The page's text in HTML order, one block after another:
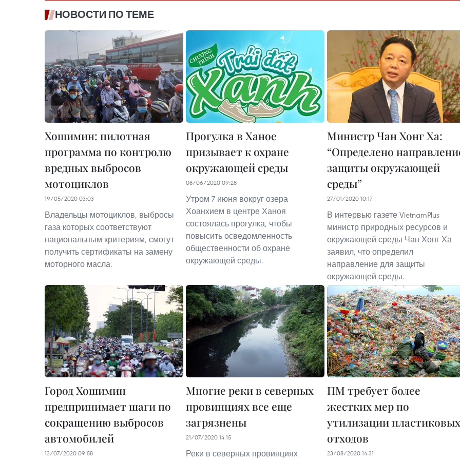
НОВОСТИ ПО ТЕМЕ
Хошимин: пилотная
программа по контролю
вредных выбросов
мотоциклов
19/05/2020 03:03
Владельцы мотоциклов, выбросы
газа которых соответствуют
национальным критериям, смогут
получить сертификаты на замену
моторного масла.
Прогулка в Ханое
призывает к охране
окружающей среды
08/06/2020 09:28
Утром 7 июня вокруг озера
Хоанхием в центре Ханоя
состоялась прогулка, чтобы
повысить осведомленность
общественности об охране
окружающей среды.
Министр Чан Хонг Ха:
“Определено
защиты окружающей
среды”
27/01/2020 10:17
В интервью газете VietnamPlus
министр природных ресурсов и
окружающей среды Чан Хонг Ха
заявил, что определил
направление для защиты
окружающей среды.
Город Хошимин
предпринимает шаги по
сокращению выбросов
автомобилей
13/07/2020 09:58
Многие реки в северных
провинциях все еще
загрязнены
21/07/2020 14:15
Реки в северных провинциях
ПМ требует более
жестких мер по
утилизации пластиковых
отходов
23/08/2020 14:31